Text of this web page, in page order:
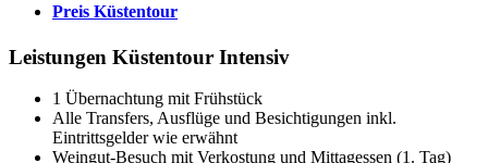
Preis Küstentour
Leistungen Küstentour Intensiv
1 Übernachtung mit Frühstück
Alle Transfers, Ausflüge und Besichtigungen inkl.
Eintrittsgelder wie erwähnt
Weingut-Besuch mit Verkostung und Mittagessen (1. Tag)